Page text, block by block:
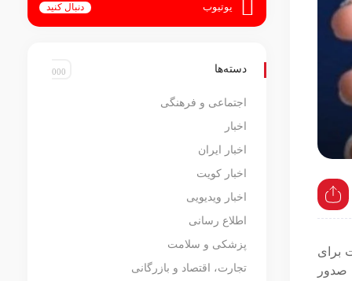
برای
صدور
یوتیوب دنبال کنید
دسته‌ها
اجتماعی و فرهنگی
اخبار
اخبار ایران
اخبار کویت
اخبار ویدیویی
اطلاع رسانی
پزشکی و سلامت
تجارت، اقتصاد و بازرگانی